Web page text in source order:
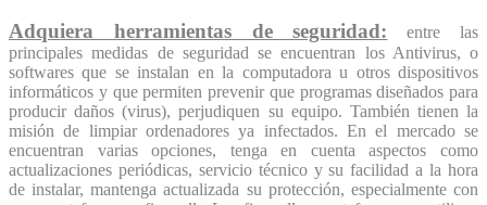
Adquiera herramientas de seguridad: entre las
principales medidas de seguridad se encuentran los Antivirus, o
softwares que se instalan en la computadora u otros dispositivos
informáticos y que permiten prevenir que programas diseñados para
producir daños (virus), perjudiquen su equipo. También tienen la
misión de limpiar ordenadores ya infectados. En el mercado se
encuentran varias opciones, tenga en cuenta aspectos como
actualizaciones periódicas, servicio técnico y su facilidad a la hora
de instalar, mantenga actualizada su protección, especialmente con